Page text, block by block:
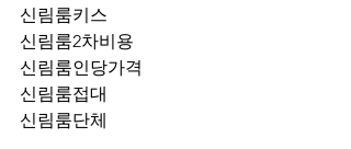
신림룸키스
신림룸2차비용
신림룸인당가격
신림룸접대
신림룸단체